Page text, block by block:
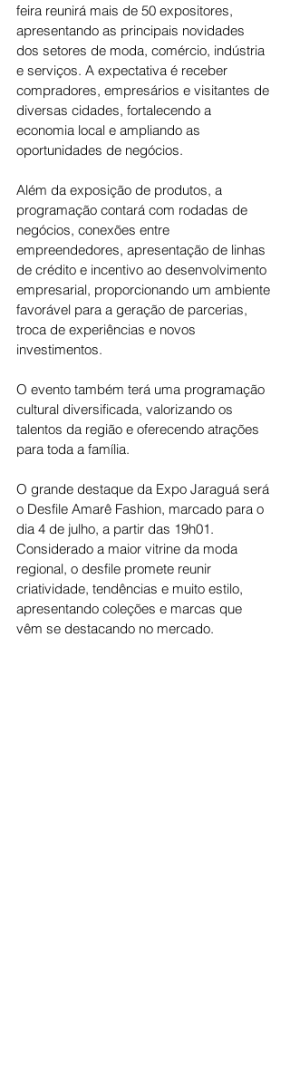
feira reunirá mais de 50 expositores,
apresentando as principais novidades
dos setores de moda, comércio, indústria
e serviços. A expectativa é receber
compradores, empresários e visitantes de
diversas cidades, fortalecendo a
economia local e ampliando as
oportunidades de negócios.
Além da exposição de produtos, a
programação contará com rodadas de
negócios, conexões entre
empreendedores, apresentação de linhas
de crédito e incentivo ao desenvolvimento
empresarial, proporcionando um ambiente
favorável para a geração de parcerias,
troca de experiências e novos
investimentos.
O evento também terá uma programação
cultural diversificada, valorizando os
talentos da região e oferecendo atrações
para toda a família.
O grande destaque da Expo Jaraguá será
o Desfile Amarê Fashion, marcado para o
dia 4 de julho, a partir das 19h01.
Considerado a maior vitrine da moda
regional, o desfile promete reunir
criatividade, tendências e muito estilo,
apresentando coleções e marcas que
vêm se destacando no mercado.